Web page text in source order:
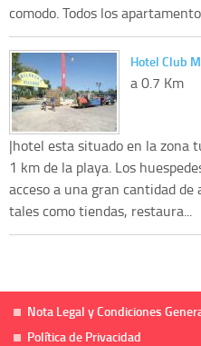
comodo. Todos los
Hotel Club
a 0.7 Km
|hotel esta situado en la zona
1 km de la playa. Los
acceso a una gran cantidad de
tales como tiendas, restaura...
Nota Legal y Condiciones
Política de Privacidad